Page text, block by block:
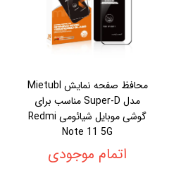
محافظ صفحه نمایش Mietubl
مدل Super-D مناسب برای
گوشی موبایل شیائومی Redmi
Note 11 5G
اتمام موجودی